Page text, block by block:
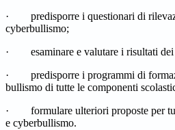
· predisporre i questionari di
cyberbullismo;
· esaminare e valutare i risultati
· predisporre i programmi di
bullismo di tutte le componenti
· formulare ulteriori proposte per
e cyberbullismo.